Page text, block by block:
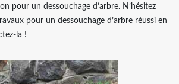
pour un dessouchage d’arbre. N’hésitez
pour un dessouchage d’arbre réussi en
la !